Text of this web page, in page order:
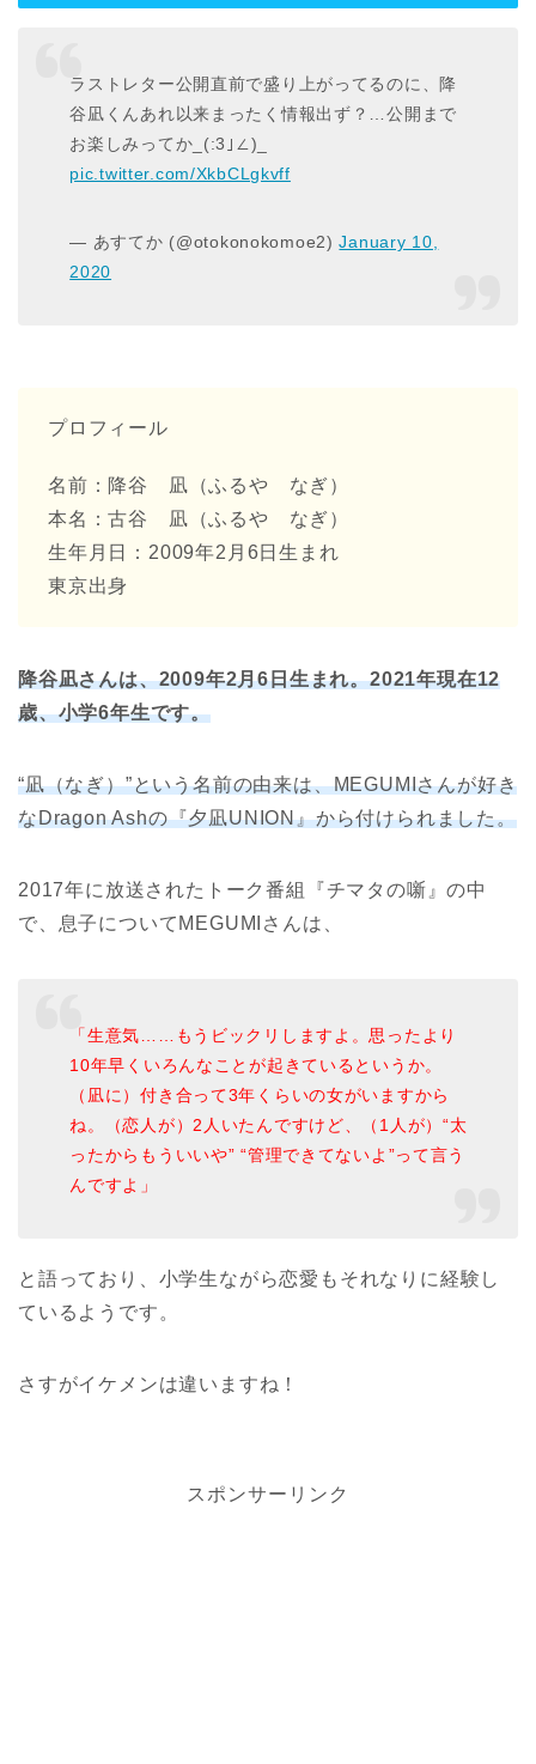
ラストレター公開直前で盛り上がってるのに、降
谷凪くんあれ以来まったく情報出ず？…公開まで
お楽しみってか_(:3｣∠)_
pic.twitter.com/XkbCLgkvff
— あすてか (@otokonokomoe2)January 10,
2020
プロフィール
名前：降谷 凪（ふるや なぎ）
本名：古谷 凪（ふるや なぎ）
生年月日：2009年2月6日生まれ
東京出身
降谷凪さんは、2009年2月6日生まれ。2021年現在12
歳、小学6年生です。
“凪（なぎ）”という名前の由来は、MEGUMIさんが好き
なDragon Ashの『夕凪UNION』から付けられました。
2017年に放送されたトーク番組『チマタの噺』の中
で、息子についてMEGUMIさんは、
「生意気……もうビックリしますよ。思ったより
10年早くいろんなことが起きているというか。
（凪に）付き合って3年くらいの女がいますから
ね。（恋人が）2人いたんですけど、（1人が）“太
ったからもういいや” “管理できてないよ”って言う
んですよ」
と語っており、小学生ながら恋愛もそれなりに経験し
ているようです。
さすがイケメンは違いますね！
スポンサーリンク